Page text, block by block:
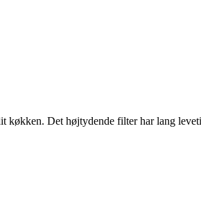
Det højtydende filter har lang